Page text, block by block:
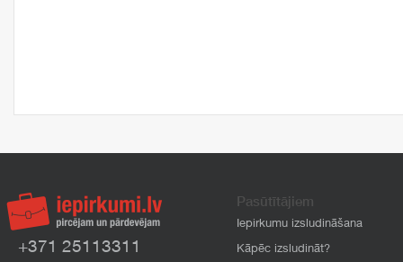
+371 25113311
Pasūtītājiem
Iepirkumu izsludināšana
Kāpēc izsludināt?